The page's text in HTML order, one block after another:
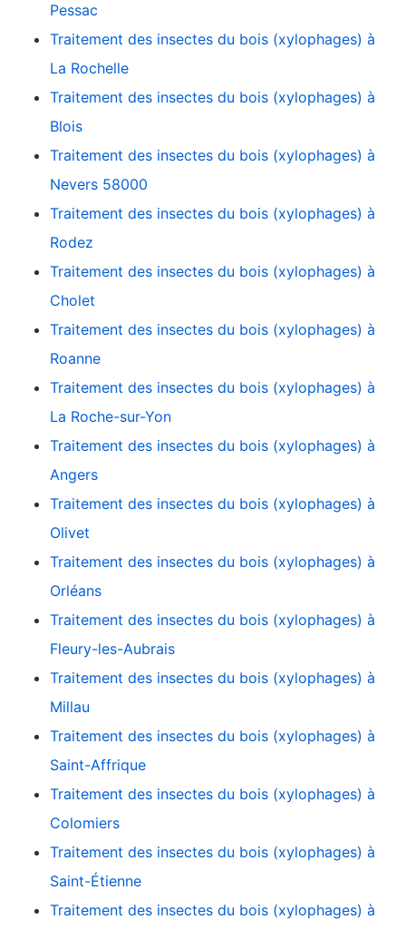
Pessac
Traitement des insectes du bois (xylophages) à
La Rochelle
Traitement des insectes du bois (xylophages) à
Blois
Traitement des insectes du bois (xylophages) à
Nevers 58000
Traitement des insectes du bois (xylophages) à
Rodez
Traitement des insectes du bois (xylophages) à
Cholet
Traitement des insectes du bois (xylophages) à
Roanne
Traitement des insectes du bois (xylophages) à
La Roche-sur-Yon
Traitement des insectes du bois (xylophages) à
Angers
Traitement des insectes du bois (xylophages) à
Olivet
Traitement des insectes du bois (xylophages) à
Orléans
Traitement des insectes du bois (xylophages) à
Fleury-les-Aubrais
Traitement des insectes du bois (xylophages) à
Millau
Traitement des insectes du bois (xylophages) à
Saint-Affrique
Traitement des insectes du bois (xylophages) à
Colomiers
Traitement des insectes du bois (xylophages) à
Saint-Étienne
Traitement des insectes du bois (xylophages) à